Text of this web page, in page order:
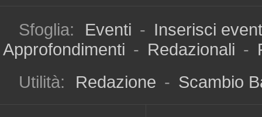
Sfoglia: Eventi - Inserisci
Approfondimenti - Redazionali -
Utilità:
Redazione - Scambio